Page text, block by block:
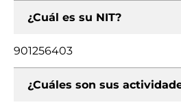
¿Cuál es su NIT?
901256403
¿Cuáles son sus